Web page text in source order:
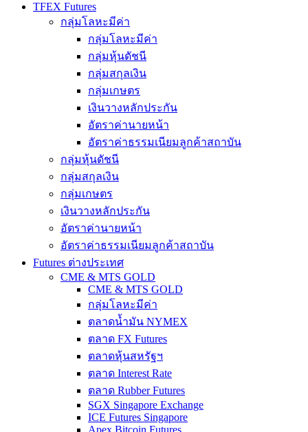
TFEX Futures
กลุ่มโลหะมีค่า
กลุ่มโลหะมีค่า
กลุ่มหุ้นดัชนี
กลุ่มสกุลเงิน
กลุ่มเกษตร
เงินวางหลักประกัน
อัตราค่านายหน้า
อัตราค่าธรรมเนียมลูกค้าสถาบัน
กลุ่มหุ้นดัชนี
กลุ่มสกุลเงิน
กลุ่มเกษตร
เงินวางหลักประกัน
อัตราค่านายหน้า
อัตราค่าธรรมเนียมลูกค้าสถาบัน
Futures ต่างประเทศ
CME & MTS GOLD
CME & MTS GOLD
กลุ่มโลหะมีค่า
ตลาดน้ำมัน NYMEX
ตลาด FX Futures
ตลาดหุ้นสหรัฐฯ
ตลาด Interest Rate
ตลาด Rubber Futures
SGX Singapore Exchange
ICE Futures Singapore
Apex Bitcoin Futures